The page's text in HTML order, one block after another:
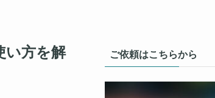
い方を解
ご依頼はこちらから